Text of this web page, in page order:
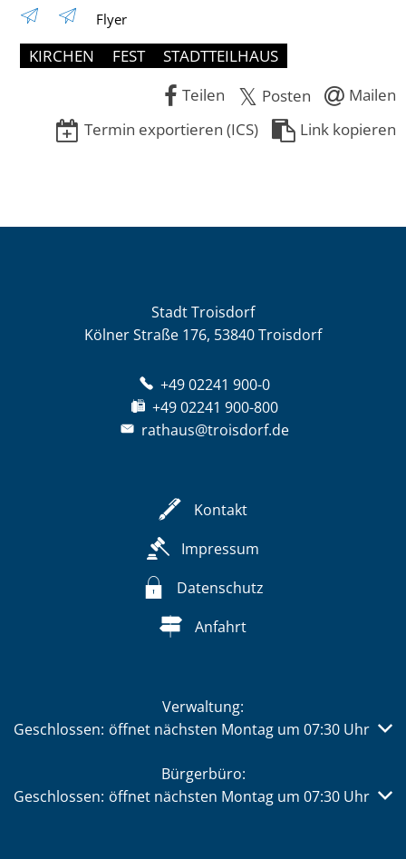
Flyer
KIRCHEN FEST
STADTTEILHAUS
Teilen
Posten
Mailen
Termin exportieren (ICS)
Link kopieren
Stadt Troisdorf
Kölner Straße 176, 53840 Troisdorf
+49 02241 900-0
+49 02241 900-800
rathaus@troisdorf.de
Kontakt
Impressum
Datenschutz
Anfahrt
Verwaltung:
Klicken, um weitere Öffnungs- oder Schließzeiten
Geschlossen: öffnet nächsten Montag um 07:30 Uhr
Bürgerbüro:
Klicken, um weitere Öffnungs- oder Schließzeiten
Geschlossen: öffnet nächsten Montag um 07:30 Uhr